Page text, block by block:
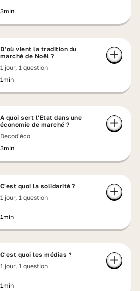
3min
D'où vient la tradition du
marché de Noël ?
1 jour, 1 question
1min
A quoi sert l'Etat dans une
économie de marché ?
Decod'éco
3min
C'est quoi la solidarité ?
1 jour, 1 question
1min
C'est quoi les médias ?
1 jour, 1 question
1min